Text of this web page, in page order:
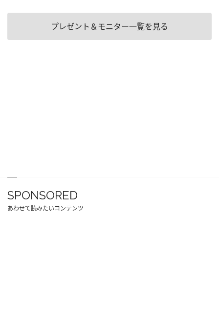
プレゼント＆モニター一覧を見る
SPONSORED
あわせて読みたいコンテンツ